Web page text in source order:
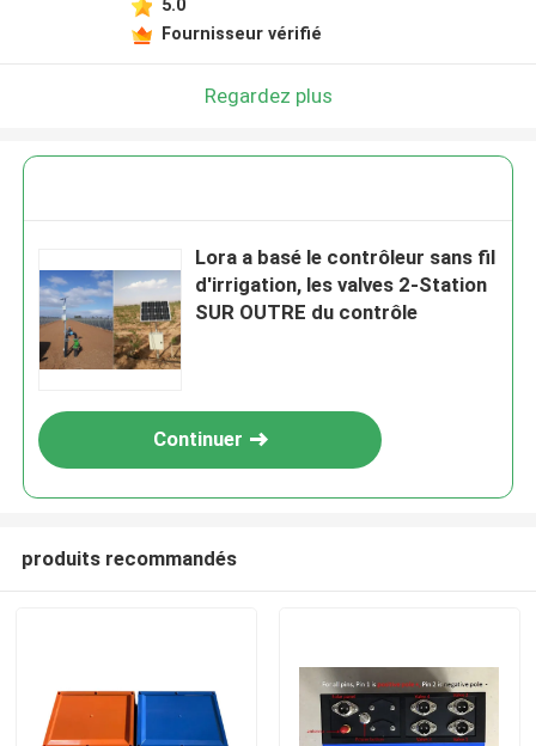
5.0
Fournisseur vérifié
Regardez plus
Lora a basé le contrôleur sans fil
d'irrigation, les valves 2-Station
SUR OUTRE du contrôle
Continuer
produits recommandés